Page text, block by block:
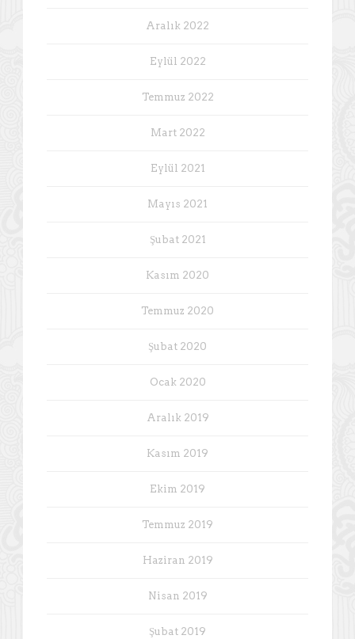
Aralık 2022
Eylül 2022
Temmuz 2022
Mart 2022
Eylül 2021
Mayıs 2021
Şubat 2021
Kasım 2020
Temmuz 2020
Şubat 2020
Ocak 2020
Aralık 2019
Kasım 2019
Ekim 2019
Temmuz 2019
Haziran 2019
Nisan 2019
Şubat 2019